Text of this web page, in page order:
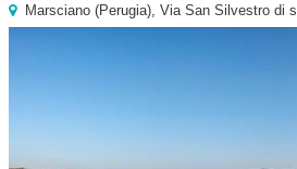
Marsciano (Perugia), Via San Silvestro di